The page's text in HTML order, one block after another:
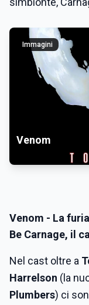
Immagini
Venom
Venom - La
Be Carnage, il
Nel cast oltre a
Harrelson (la
Plumbers) ci